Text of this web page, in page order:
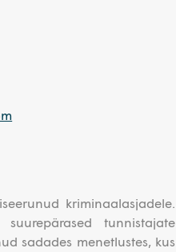
kriminaalasjadele.
tunnistajate
sadades menetlustes, kus